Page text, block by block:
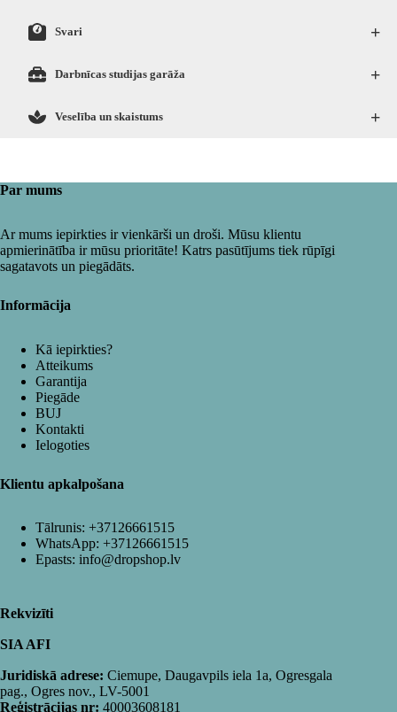
+
Svari
+
Darbnīcas studijas garāža
+
Veselība un skaistums
Par mums
Ar mums iepirkties ir vienkārši un droši. Mūsu klientu
apmierinātība ir mūsu prioritāte! Katrs pasūtījums tiek rūpīgi
sagatavots un piegādāts.
Informācija
Kā iepirkties?
Atteikums
Garantija
Piegāde
BUJ
Kontakti
Ielogoties
Klientu apkalpošana
Tālrunis: +37126661515
WhatsApp: +37126661515
Epasts: info@dropshop.lv
Rekvizīti
SIA AFI
Juridiskā adrese: Ciemupe, Daugavpils iela 1a, Ogresgala
pag., Ogres nov., LV-5001
Reģistrācijas nr: 40003608181